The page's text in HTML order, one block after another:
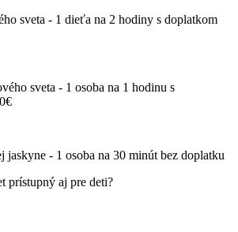
sveta - 1 dieťa na 2 hodiny s doplatkom
sveta - 1 osoba na 1 hodinu s
jaskyne - 1 osoba na 30 minút bez doplatku
prístupný aj pre deti?